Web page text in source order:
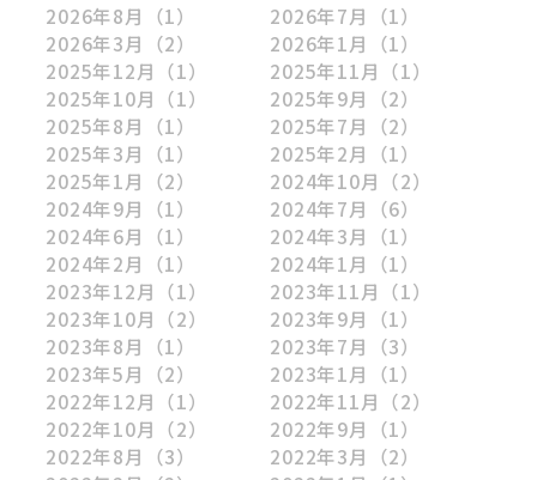
2026年8月 （1） 2026年7月
（1）
2026年3月
（2） 2026年1月
（1）
2025年12月 （1） 2025年11月 （1）
2025年10月 （1） 2025年9月
（2）
2025年8月
（1） 2025年7月
（2）
2025年3月
（1） 2025年2月
（1）
2025年1月
（2） 2024年10月 （2）
2024年9月
（1） 2024年7月
（6）
2024年6月
（1） 2024年3月
（1）
2024年2月
（1） 2024年1月
（1）
2023年12月 （1） 2023年11月 （1）
2023年10月 （2） 2023年9月
（1）
2023年8月
（1） 2023年7月
（3）
2023年5月
（2） 2023年1月
（1）
2022年12月 （1） 2022年11月 （2）
2022年10月 （2） 2022年9月
（1）
2022年8月
（3） 2022年3月
（2）